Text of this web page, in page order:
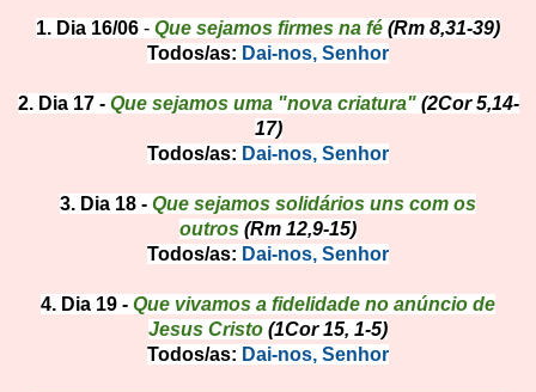
1. Dia 16/06 - Que sejamos firmes na fé (Rm 8,31-39)
Todos/as: Dai-nos, Senhor
2. Dia 17 - Que sejamos uma "nova criatura" (2Cor 5,14-
17)
Todos/as: Dai-nos, Senhor
3. Dia 18 - Que sejamos solidários uns com os
outros (Rm 12,9-15)
Todos/as: Dai-nos, Senhor
4. Dia 19 - Que vivamos a fidelidade no anúncio de
Jesus Cristo (1Cor 15, 1-5)
Todos/as: Dai-nos, Senhor